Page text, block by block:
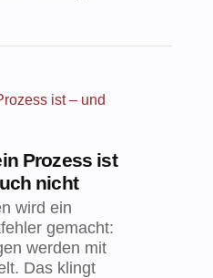
Prozess ist
nicht
wird ein
gemacht:
werden mit
Das klingt